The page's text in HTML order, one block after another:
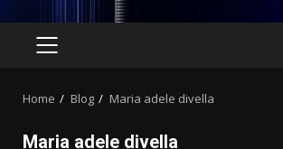
PRIMARY
Home Blog Maria adele divella
Maria adele divella